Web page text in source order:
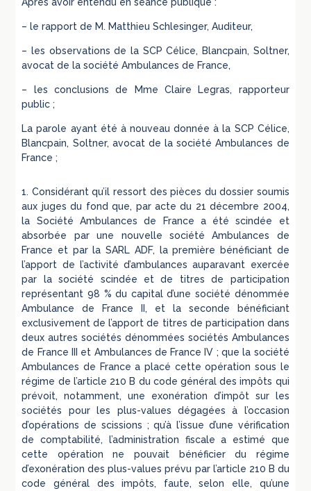
– le rapport de M. Matthieu Schlesinger, Auditeur,
– les observations de la SCP Célice, Blancpain, Soltner,
avocat de la société Ambulances de France,
– les conclusions de Mme Claire Legras, rapporteur
public ;
La parole ayant été à nouveau donnée à la SCP Célice,
Blancpain, Soltner, avocat de la société Ambulances de
France ;
1. Considérant qu’il ressort des pièces du dossier soumis
aux juges du fond que, par acte du 21 décembre 2004,
la Société Ambulances de France a été scindée et
absorbée par une nouvelle société Ambulances de
France et par la SARL ADF, la première bénéficiant de
l’apport de l’activité d’ambulances auparavant exercée
par la société scindée et de titres de participation
représentant 98 % du capital d’une société dénommée
Ambulance de France II, et la seconde bénéficiant
exclusivement de l’apport de titres de participation dans
deux autres sociétés dénommées sociétés Ambulances
de France III et Ambulances de France IV ; que la société
Ambulances de France a placé cette opération sous le
régime de l’article 210 B du code général des impôts qui
prévoit, notamment, une exonération d’impôt sur les
sociétés pour les plus-values dégagées à l’occasion
d’opérations de scissions ; qu’à l’issue d’une vérification
de comptabilité, l’administration fiscale a estimé que
cette opération ne pouvait bénéficier du régime
d’exonération des plus-values prévu par l’article 210 B du
code général des impôts, faute, selon elle, qu’une